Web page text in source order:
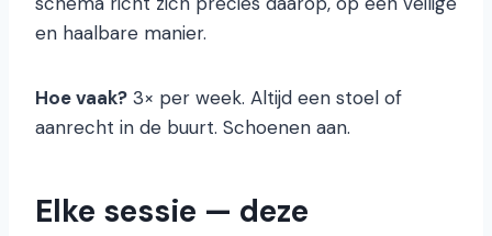
en haalbare manier.
Hoe vaak? 3× per week. Altijd een stoel of
aanrecht in de buurt. Schoenen aan.
Elke sessie — deze